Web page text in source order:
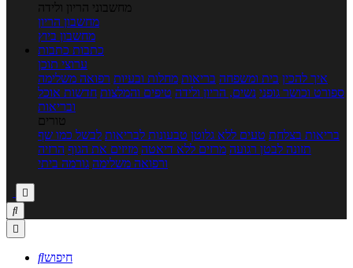
מחשבוני הריון ולידה
מחשבון הריון
מחשבון ביוץ
כתבות כתבות
ערוצי תוכן
איך להכין בית ומשפחה בריאות מחלות ובעיות רפואה משלימה
ספורט וכושר גופני נשים, הריון ולידה טיפים והמלצות חדשות אוכל
ובריאות
טורים
בריאות בצלחת טעים ללא גלוטן טבעונות לבריאות לבשל כמו שף
תזונה לבטן רגועה מרזים ללא דיאטה מזיזים את הגוף הרזיה
ורפואה משלימה גורמה ביתי



חיפוש